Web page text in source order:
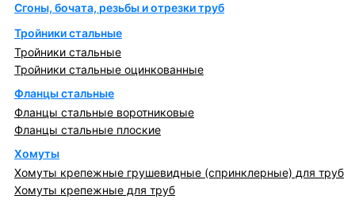
Сгоны, бочата, резьбы и отрезки труб
Тройники стальные
Тройники стальные
Тройники стальные оцинкованные
Фланцы стальные
Фланцы стальные воротниковые
Фланцы стальные плоские
Хомуты
Хомуты крепежные грушевидные (спринклерные) для труб
Хомуты крепежные для труб